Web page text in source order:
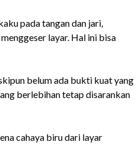
pada tangan dan jari,
layar. Hal ini bisa
belum ada bukti kuat yang
berlebihan tetap disarankan
cahaya biru dari layar